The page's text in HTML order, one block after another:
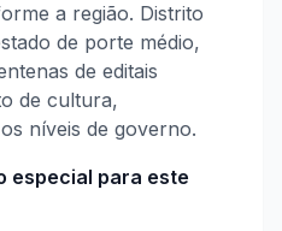
a região. Distrito
de porte médio,
de editais
de cultura,
níveis de governo.
especial para este